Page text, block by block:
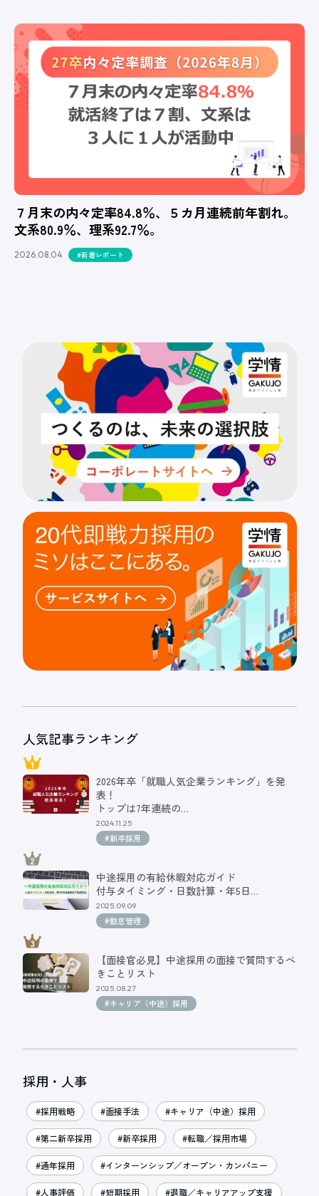
７月末の内々定率84.8％、５カ月連続前年割れ。
文系80.9％、理系92.7％。
2026.08.04 #新着レポート
人気記事ランキング
2026年卒「就職人気企業ランキング」を発
表！
トップは7年連続の…
2024.11.25
#新卒採用
中途採用の有給休暇対応ガイド
付与タイミング・日数計算・年5日…
2025.09.09
#勤怠管理
【面接官必見】中途採用の面接で質問するべ
きことリスト
2025.08.27
#キャリア（中途）採用
採用・人事
#採用戦略 #面接手法 #キャリア（中途）採用
#第二新卒採用 #新卒採用 #転職／採用市場
#通年採用 #インターンシップ／オープン・カンパニー
#人事評価 #短期採用 #退職／キャリアアップ支援